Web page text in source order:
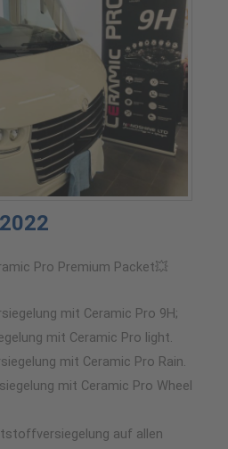
Pro Premium Packet💥
mit Ceramic Pro 9H;
mit Ceramic Pro light.
mit Ceramic Pro Rain.
mit Ceramic Pro Wheel
auf allen